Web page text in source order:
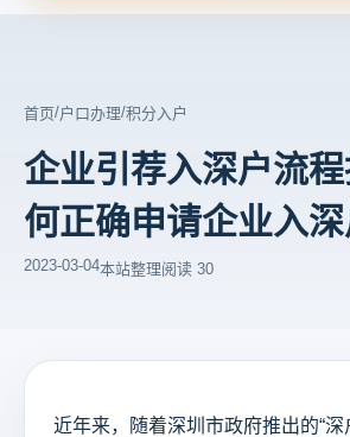
首页/户口办理/积分入户
企业引荐入深户流
何正确申请企业入深
2023-03-04本站整理阅读 30
近年来，随着深圳市政府推出的“深